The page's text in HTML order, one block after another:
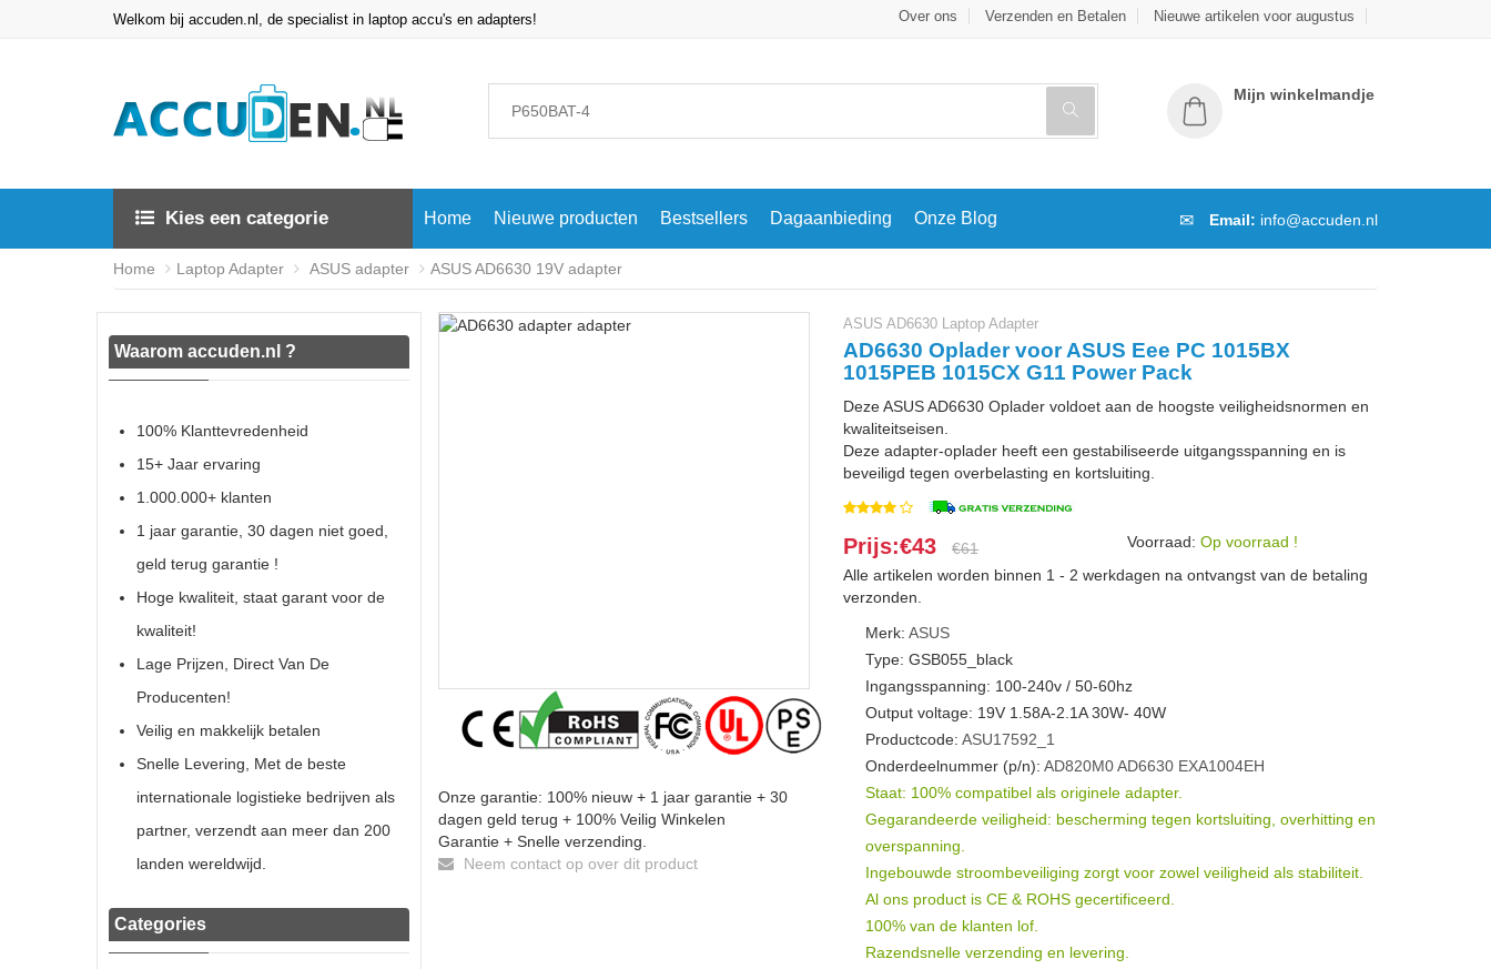
Welkom bij accuden.nl, de specialist in laptop accu's en adapters! Over ons Verzenden en Betalen Nieuwe artikelen voor augustus
Mijn winkelmandje
Kies een categorie Home Nieuwe producten Bestsellers Dagaanbieding Onze Blog Email: info@accuden.nl
Home Laptop Adapter ASUS adapter ASUS AD6630 19V adapter
Waarom accuden.nl ?
100% Klanttevredenheid
15+ Jaar ervaring
1.000.000+ klanten
1 jaar garantie, 30 dagen niet goed,
geld terug garantie !
Hoge kwaliteit, staat garant voor de
kwaliteit!
Lage Prijzen, Direct Van De
Producenten!
Veilig en makkelijk betalen
Snelle Levering, Met de beste
internationale logistieke bedrijven als
partner, verzendt aan meer dan 200
landen wereldwijd.
Categories
Onze garantie: 100% nieuw + 1 jaar garantie + 30
dagen geld terug + 100% Veilig Winkelen
Garantie + Snelle verzending.
Neem contact op over dit product
ASUS AD6630 Laptop Adapter
AD6630 Oplader voor ASUS Eee PC 1015BX
1015PEB 1015CX G11 Power Pack
Deze ASUS AD6630 Oplader voldoet aan de hoogste veiligheidsnormen en
kwaliteitseisen.
Deze adapter-oplader heeft een gestabiliseerde uitgangsspanning en is
beveiligd tegen overbelasting en kortsluiting.
Prijs:€43 €61 Voorraad:Op voorraad !
Alle artikelen worden binnen 1 - 2 werkdagen na ontvangst van de betaling
verzonden.
Merk:ASUS
Type: GSB055_black
Ingangsspanning: 100-240v / 50-60hz
Output voltage: 19V 1.58A-2.1A 30W- 40W
Productcode:ASU17592_1
Onderdeelnummer (p/n):AD820M0AD6630 EXA1004EH
Staat: 100% compatibel als originele adapter.
Gegarandeerde veiligheid: bescherming tegen kortsluiting, overhitting en
overspanning.
Ingebouwde stroombeveiliging zorgt voor zowel veiligheid als stabiliteit.
Al ons product is CE & ROHS gecertificeerd.
100% van de klanten lof.
Razendsnelle verzending en levering.